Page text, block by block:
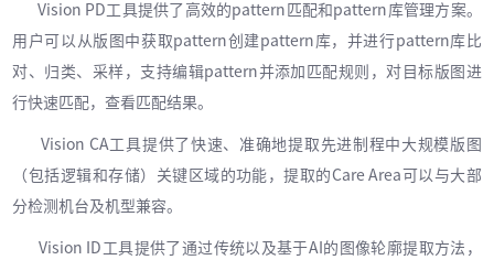
Vision PD工具提供了高效的pattern匹配和pattern库管理方案。
用户可以从版图中获取pattern创建pattern库，并进行pattern库比
对、归类、采样，支持编辑pattern并添加匹配规则，对目标版图进
行快速匹配，查看匹配结果。
Vision CA工具提供了快速、准确地提取先进制程中大规模版图
（包括逻辑和存储）关键区域的功能，提取的Care Area可以与大部
分检测机台及机型兼容。
Vision ID工具提供了通过传统以及基于AI的图像轮廓提取方法，